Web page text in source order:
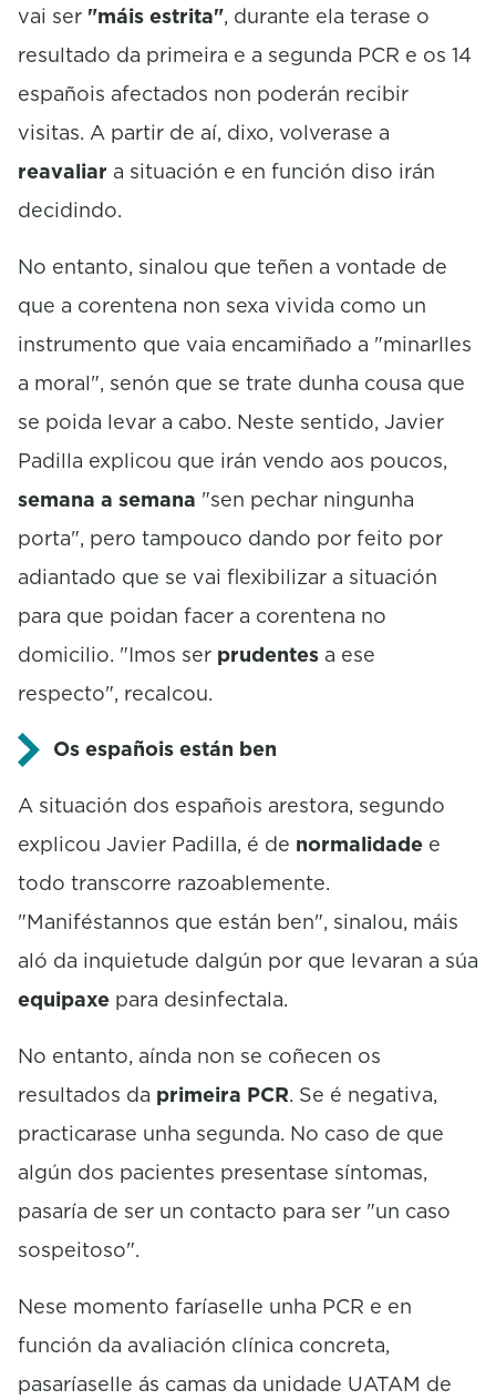
vai ser "máis estrita", durante ela terase o
resultado da primeira e a segunda PCR e os 14
españois afectados non poderán recibir
visitas. A partir de aí, dixo, volverase a
reavaliar a situación e en función diso irán
decidindo.
No entanto, sinalou que teñen a vontade de
que a corentena non sexa vivida como un
instrumento que vaia encamiñado a "minarlles
a moral", senón que se trate dunha cousa que
se poida levar a cabo. Neste sentido, Javier
Padilla explicou que irán vendo aos poucos,
semana a semana "sen pechar ningunha
porta", pero tampouco dando por feito por
adiantado que se vai flexibilizar a situación
para que poidan facer a corentena no
domicilio. "Imos ser prudentes a ese
respecto", recalcou.
Os españois están ben
A situación dos españois arestora, segundo
explicou Javier Padilla, é de normalidade e
todo transcorre razoablemente.
"Maniféstannos que están ben", sinalou, máis
aló da inquietude dalgún por que levaran a súa
equipaxe para desinfectala.
No entanto, aínda non se coñecen os
resultados da primeira PCR. Se é negativa,
practicarase unha segunda. No caso de que
algún dos pacientes presentase síntomas,
pasaría de ser un contacto para ser "un caso
sospeitoso".
Nese momento faríaselle unha PCR e en
función da avaliación clínica concreta,
pasaríaselle ás camas da unidade UATAM de